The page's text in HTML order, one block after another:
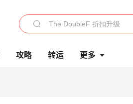
攻略 转运 更多